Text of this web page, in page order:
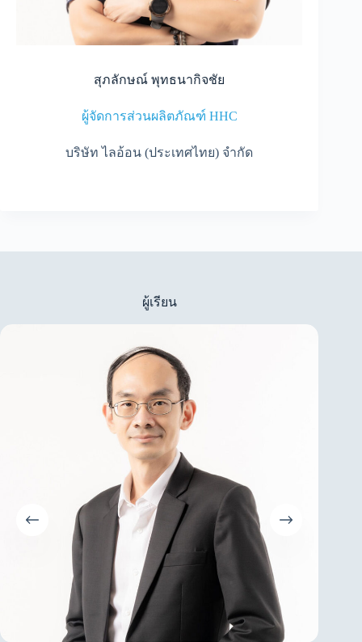
สุภลักษณ์ พุทธนากิจชัย
ผู้จัดการส่วนผลิตภัณฑ์ HHC
บริษัท ไลอ้อน (ประเทศไทย) จำกัด
ผู้เรียน